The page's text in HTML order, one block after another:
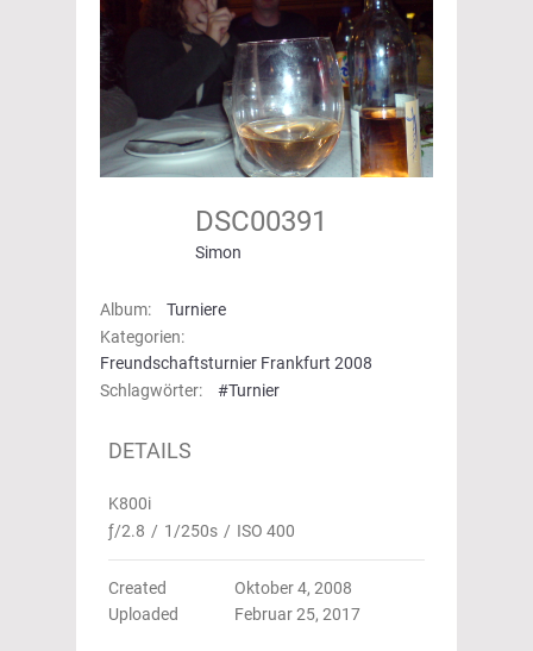
DSC00391
Simon
Album:
Turniere
Kategorien:
Freundschaftsturnier Frankfurt 2008
Schlagwörter:
#Turnier
DETAILS
K800i
ƒ/2.8 / 1/250s / ISO 400
Created
Oktober 4, 2008
Uploaded
Februar 25, 2017